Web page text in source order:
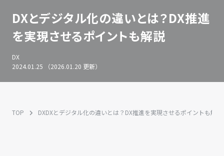
DXとデジタル化の違いとは？DX推進
を実現させるポイントも解説
DX
2024.01.25 （2026.01.20 更新）
TOP DXDXとデジタル化の違いとは？DX推進を実現させるポイントも解説